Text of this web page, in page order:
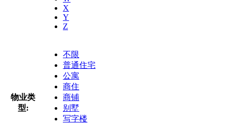
X
Y
Z
物业类
型:
不限
普通住宅
公寓
商住
商铺
别墅
写字楼